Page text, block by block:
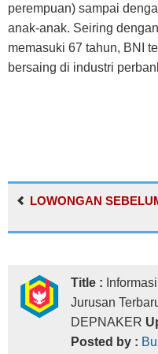
perempuan) sampai
anak-anak. Seiring
memasuki 67 tahun, BNI
bersaing di industri
LOWONGAN
Title :
Jurusan
DEPNAKER
Posted by :